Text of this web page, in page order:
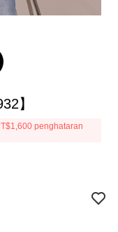
】
penghataran